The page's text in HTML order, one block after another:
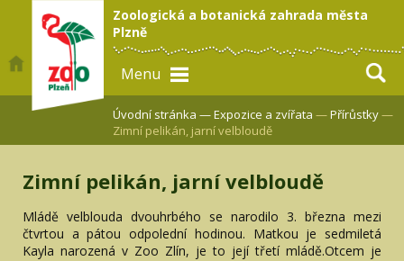
Zoologická a botanická zahrada města
Plzně
Menu
Úvodní stránka —Expozice a zvířata —Přírůstky—
Zimní pelikán, jarní velbloudě
Zimní pelikán, jarní velbloudě
Mládě velblouda dvouhrbého se narodilo 3. března mezi
čtvrtou a pátou odpolední hodinou. Matkou je sedmiletá
Kayla narozená v Zoo Zlín, je to její třetí mládě.Otcem je